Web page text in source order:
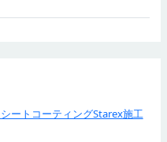
ートコーティングStarex施工